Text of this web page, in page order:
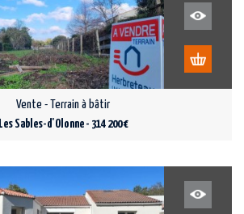
Vente - Terrain à bâtir
Les Sables-d'Olonne - 314 200 €